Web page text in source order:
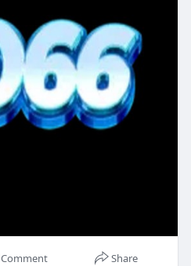
Comment Share